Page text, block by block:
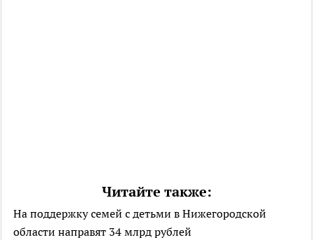
Читайте также:
На поддержку семей с детьми в Нижегородской
области направят 34 млрд рублей